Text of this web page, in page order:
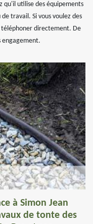
qu'il utilise des équipements
travail. Si vous voulez des
téléphoner directement. De
engagement.
à Simon Jean
de tonte des